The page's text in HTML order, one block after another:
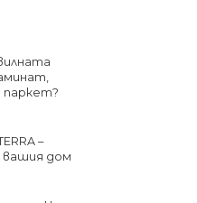
паркет?
–
вашия дом